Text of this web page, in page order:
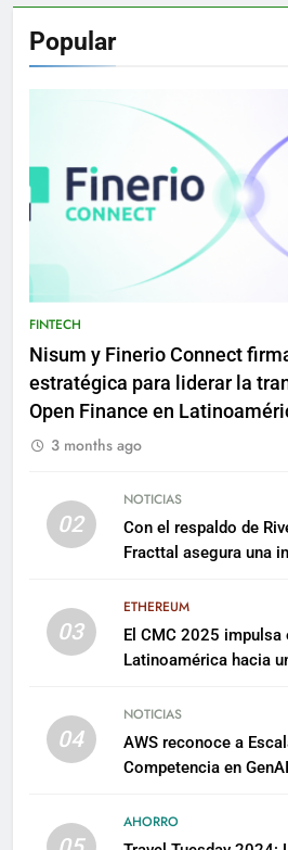
Popular
FINTECH
Nisum y Finerio Connect
estratégica para liderar la
Open Finance en
3 months ago
02
NOTICIAS
Con el respaldo de
Fracttal asegura una
03
ETHEREUM
El CMC 2025 impulsa
Latinoamérica hacia
04
NOTICIAS
AWS reconoce a
Competencia en
AHORRO